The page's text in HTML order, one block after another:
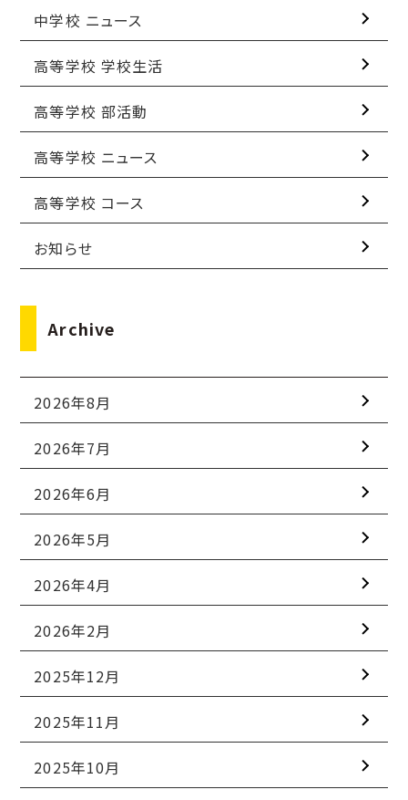
中学校 ニュース
高等学校 学校生活
高等学校 部活動
高等学校 ニュース
高等学校 コース
お知らせ
Archive
2026年8月
2026年7月
2026年6月
2026年5月
2026年4月
2026年2月
2025年12月
2025年11月
2025年10月